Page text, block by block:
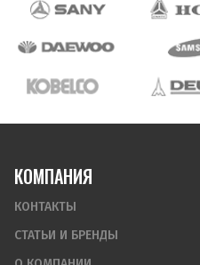
КОМПАНИЯ
КОНТАКТЫ
СТАТЬИ И БРЕНДЫ